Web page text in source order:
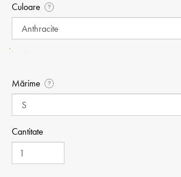
Culoare ?
Mărime ?
Cantitate